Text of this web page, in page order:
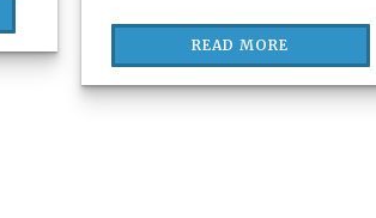
READ MORE